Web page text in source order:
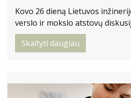
Kovo 26 dieną Lietuvos
verslo ir mokslo atstovų
Skaityti daugiau